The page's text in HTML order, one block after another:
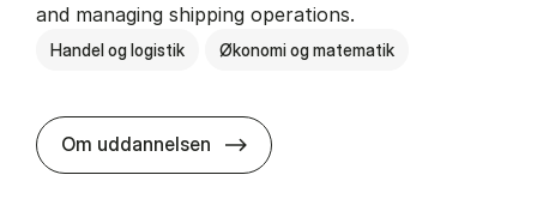
and managing shipping operations.
Handel og logistik Økonomi og matematik
Om uddannelsen BSc in In­ter­na­tion­al Ship­ping